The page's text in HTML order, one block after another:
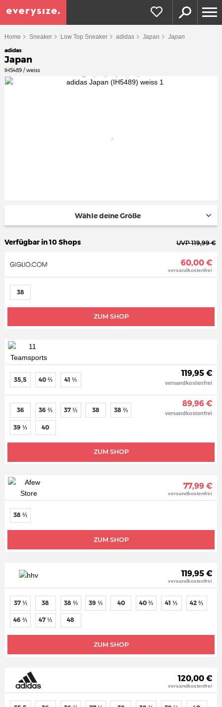
Home Sneaker Low Top Sneaker adidas Japan Japan
adidas
Japan
IH5489 / weiss
Wähle deine Größe
Verfügbar in 10 Shops UVP 119,99 €
60,00 €
versandkostenfrei
ZUM SHOP
38
ZUM SHOP
35,5 40 ⅔ 41 ⅓
119,95 €
versandkostenfrei
36 36 ⅔ 37 ⅓ 38 38 ⅔
39 ⅓ 40
89,96 €
versandkostenfrei
77,99 €
versandkostenfrei
ZUM SHOP
38 ⅔
119,95 €
versandkostenfrei
ZUM SHOP
37 ⅓ 38 38 ⅔ 39 ⅓ 40 40 ⅔ 41 ⅓ 42 ⅔
46 ⅔ 47 ⅓ 48
120,00 €
versandkostenfrei